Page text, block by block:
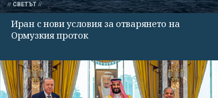
СВЕТЪТ
Иран с нови условия за отварянето на
Ормузкия проток